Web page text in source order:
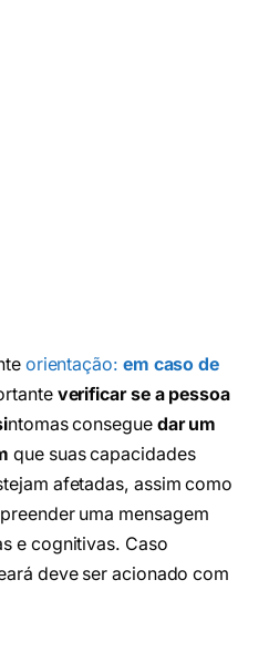
orientação: em caso de
verificar se a pessoa
ntomas conseguedar um
que suas capacidades
afetadas, assim como
uma mensagem
e cognitivas. Caso
deve ser acionado com